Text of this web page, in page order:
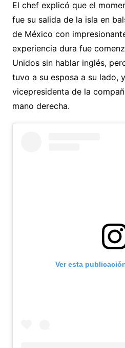
El chef explicó que el
fue su salida de la isla en
de México con
experiencia dura fue
Unidos sin hablar inglés,
tuvo a su esposa a su lado,
vicepresidenta de la
mano derecha.
Ver esta